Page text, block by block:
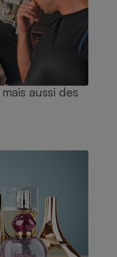
aussi des